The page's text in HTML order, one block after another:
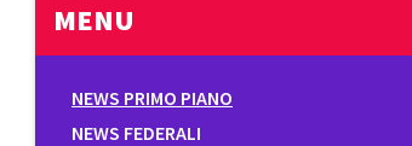
MENU
NEWS PRIMO PIANO
NEWS FEDERALI